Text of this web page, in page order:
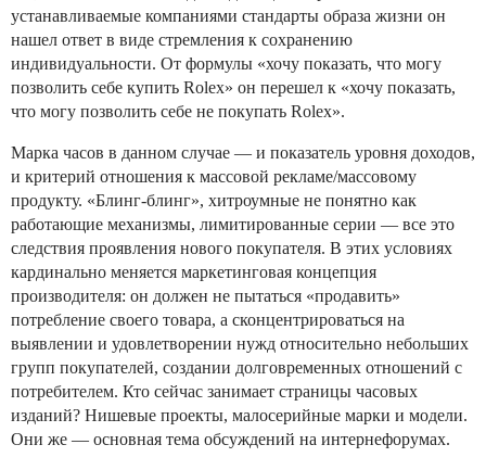
устанавливаемые компаниями стандарты образа жизни он
нашел ответ в виде стремления к сохранению
индивидуальности. От формулы «хочу показать, что могу
позволить себе купить Rolex» он перешел к «хочу показать,
что могу позволить себе не покупать Rolex».
Марка часов в данном случае — и показатель уровня доходов,
и критерий отношения к массовой рекламе/массовому
продукту. «Блинг-блинг», хитроумные не понятно как
работающие механизмы, лимитированные серии — все это
следствия проявления нового покупателя. В этих условиях
кардинально меняется маркетинговая концепция
производителя: он должен не пытаться «продавить»
потребление своего товара, а сконцентрироваться на
выявлении и удовлетворении нужд относительно небольших
групп покупателей, создании долговременных отношений с
потребителем. Кто сейчас занимает страницы часовых
изданий? Нишевые проекты, малосерийные марки и модели.
Они же — основная тема обсуждений на интернефорумах.